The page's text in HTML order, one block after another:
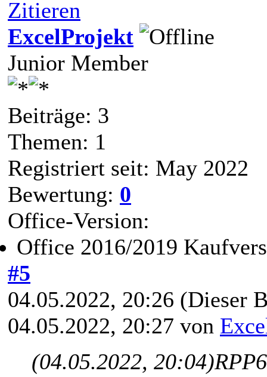
Zitieren
ExcelProjekt
Junior Member
Beiträge: 3
Themen: 1
Registriert seit: May 2022
Bewertung: 0
Office-Version:
Office 2016/2019
#5
04.05.2022, 20:26 (Dieser
04.05.2022, 20:27 von
(04.05.2022, 20:04)